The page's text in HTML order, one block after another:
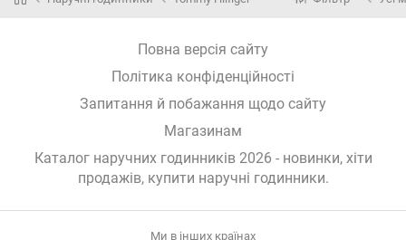
Повна версія сайту
Політика конфіденційності
Запитання й побажання щодо сайту
Магазинам
Каталог наручних годинників 2026 - новинки, хіти
продажів, купити наручні годинники.
Ми в інших країнах